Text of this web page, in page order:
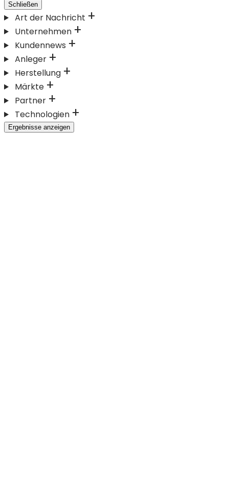
Schließen
Art der Nachricht
Unternehmen
Kundennews
Anleger
Herstellung
Märkte
Partner
Technologien
Ergebnisse anzeigen